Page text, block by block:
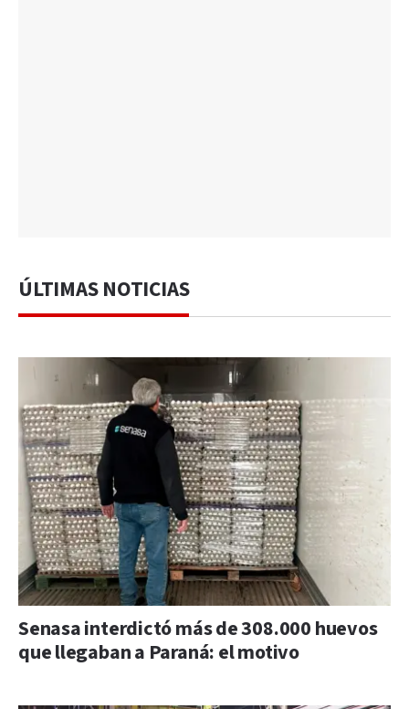
ÚLTIMAS NOTICIAS
Senasa interdictó más de 308.000 huevos
que llegaban a Paraná: el motivo